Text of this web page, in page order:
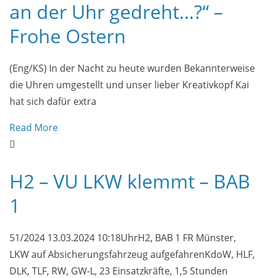
an der Uhr gedreht…?“ –
Frohe Ostern
(Eng/KS) In der Nacht zu heute wurden Bekannterweise
die Uhren umgestellt und unser lieber Kreativkopf Kai
hat sich dafür extra
Read More
H2 – VU LKW klemmt – BAB
1
51/2024 13.03.2024 10:18UhrH2, BAB 1 FR Münster,
LKW auf Absicherungsfahrzeug aufgefahrenKdoW, HLF,
DLK, TLF, RW, GW-L, 23 Einsatzkräfte, 1,5 Stunden